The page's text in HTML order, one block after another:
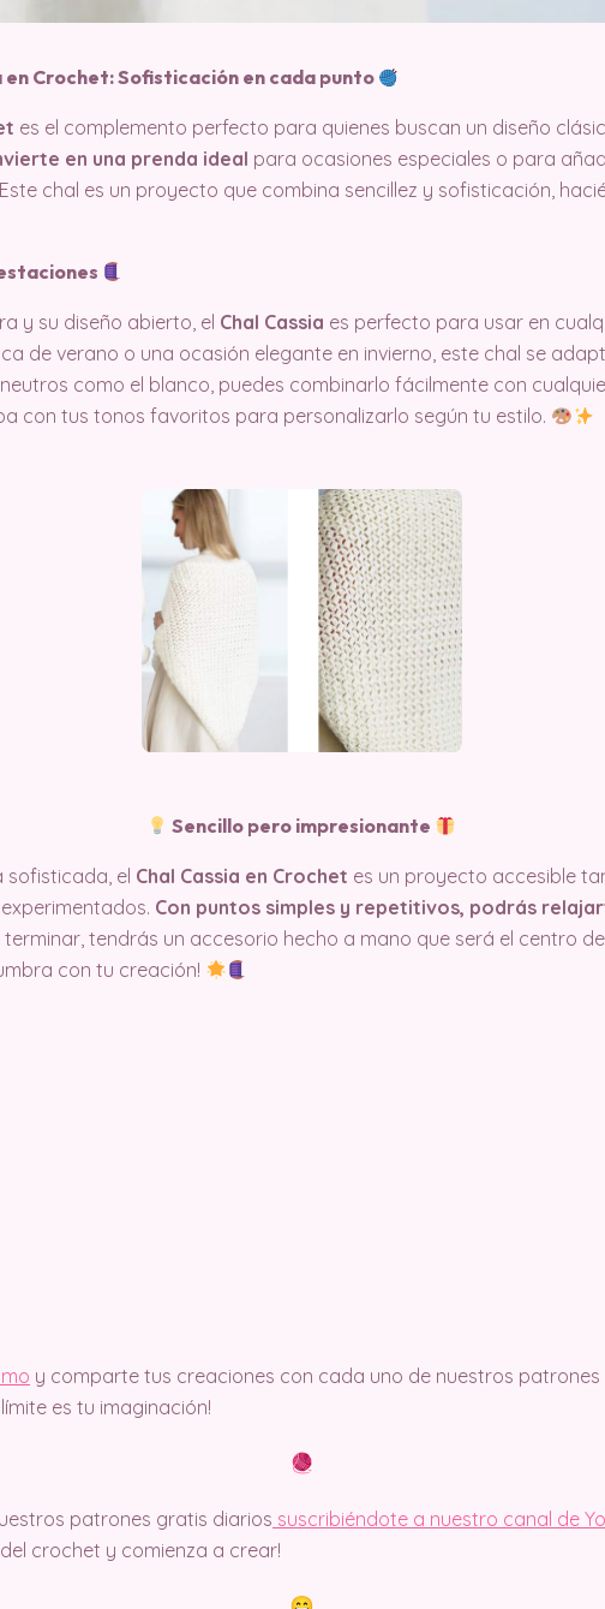
en Crochet: Sofisticación en cada punto
es el complemento perfecto para quienes buscan un diseño
en una prenda ideal para ocasiones especiales o para
chal es un proyecto que combina sencillez y sofisticación,
y su diseño abierto, el Chal Cassia es perfecto para usar en
de verano o una ocasión elegante en invierno, este chal se
como el blanco, puedes combinarlo fácilmente con
con tus tonos favoritos para personalizarlo según tu estilo.
Sencillo pero impresionante
sofisticada, el Chal Cassia en Crochet es un proyecto accesible
Con puntos simples y repetitivos, podrás
terminar, tendrás un accesorio hecho a mano que será el centro
con tu creación!
y comparte tus creaciones con cada uno de nuestros patrones
es tu imaginación!
patrones gratis diarios suscribiéndote a nuestro canal de
crochet y comienza a crear!